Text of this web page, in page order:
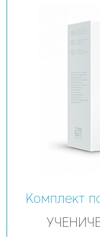
Комплект